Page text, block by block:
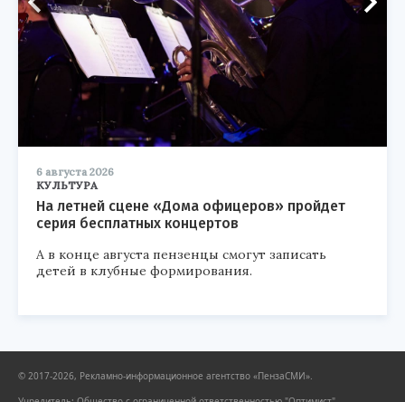
6 августа 2026
КУЛЬТУРА
На летней сцене «Дома офицеров» пройдет
серия бесплатных концертов
А в конце августа пензенцы смогут записать
детей в клубные формирования.
© 2017-2026, Рекламно-информационное агентство «ПензаСМИ».